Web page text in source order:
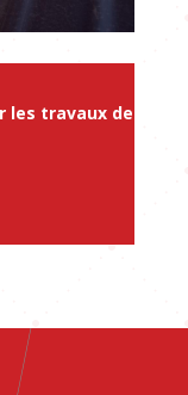
les travaux de